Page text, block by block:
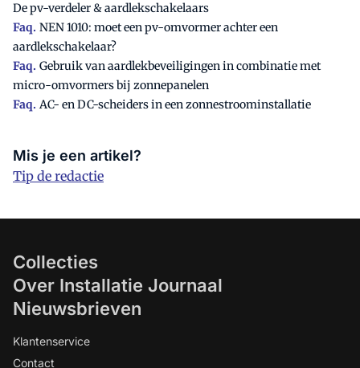
De pv-verdeler & aardlekschakelaars
Faq. NEN 1010: moet een pv-omvormer achter een
aardlekschakelaar?
Faq. Gebruik van aardlekbeveiligingen in combinatie met
micro-omvormers bij zonnepanelen
Faq. AC- en DC-scheiders in een zonnestroominstallatie
Mis je een artikel?
Tip de redactie
Collecties
Over Installatie Journaal
Nieuwsbrieven
Klantenservice
Contact